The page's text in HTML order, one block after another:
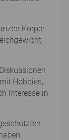
Körper.
Hobbies,
Interesse in